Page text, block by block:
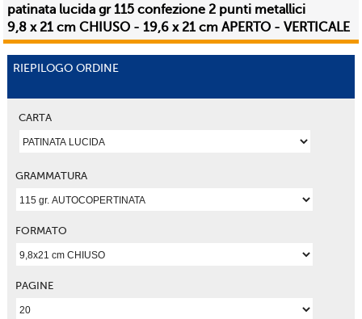
patinata lucida gr 115 confezione 2 punti metallici
9,8 x 21 cm CHIUSO - 19,6 x 21 cm APERTO - VERTICALE
RIEPILOGO ORDINE
CARTA
GRAMMATURA
FORMATO
PAGINE